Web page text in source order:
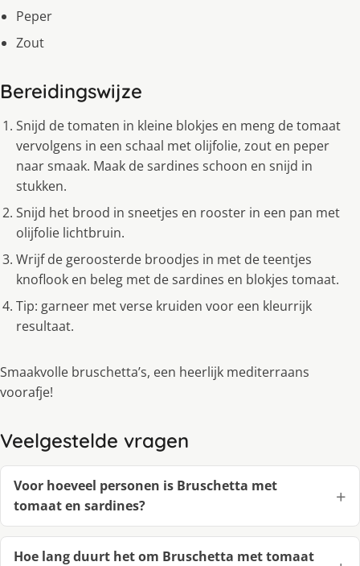
Peper
Zout
Bereidingswijze
Snijd de tomaten in kleine blokjes en meng de tomaat
vervolgens in een schaal met olijfolie, zout en peper
naar smaak. Maak de sardines schoon en snijd in
stukken.
Snijd het brood in sneetjes en rooster in een pan met
olijfolie lichtbruin.
Wrijf de geroosterde broodjes in met de teentjes
knoflook en beleg met de sardines en blokjes tomaat.
Tip: garneer met verse kruiden voor een kleurrijk
resultaat.
Smaakvolle bruschetta’s, een heerlijk mediterraans
voorafje!
Veelgestelde vragen
Voor hoeveel personen is Bruschetta met
tomaat en sardines?
Hoe lang duurt het om Bruschetta met tomaat